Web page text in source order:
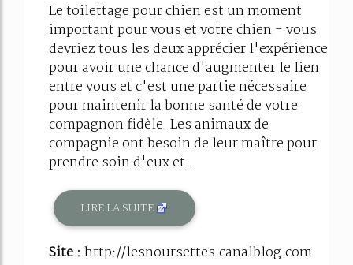
Le toilettage pour chien est un moment
important pour vous et votre chien - vous
devriez tous les deux apprécier l'expérience
pour avoir une chance d'augmenter le lien
entre vous et c'est une partie nécessaire
pour maintenir la bonne santé de votre
compagnon fidèle. Les animaux de
compagnie ont besoin de leur maître pour
prendre soin d'eux et...
LIRE LA SUITE
Site : http://lesnoursettes.canalblog.com